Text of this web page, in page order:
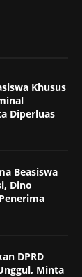
Khusus
Diperluas
Beasiswa
Dino
DPRD
Minta